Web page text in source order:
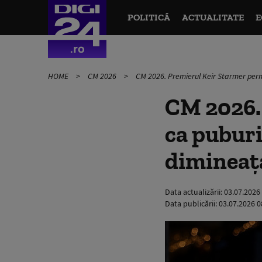
POLITICĂ ACTUALITATE
HOME CM 2026 CM 2026. Premierul Keir Starmer
CM
ca
Data actualizării:
Data publicării:03.07.2026